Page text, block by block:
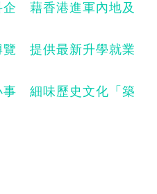
企 藉香港進軍內地及
覽 提供最新升學就業
事 細味歷史文化「築